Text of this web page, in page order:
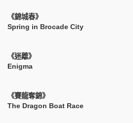
《錦城春》
Spring in Brocade City
《迷離》
Enigma
《賽龍奪錦》
The Dragon Boat Race